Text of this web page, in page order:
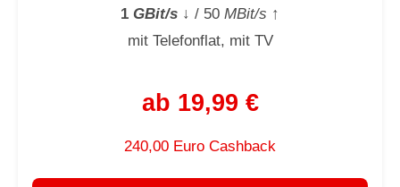
1 GBit/s ↓ / 50 MBit/s ↑
mit Telefonflat, mit TV
ab 19,99 €
240,00 Euro Cashback